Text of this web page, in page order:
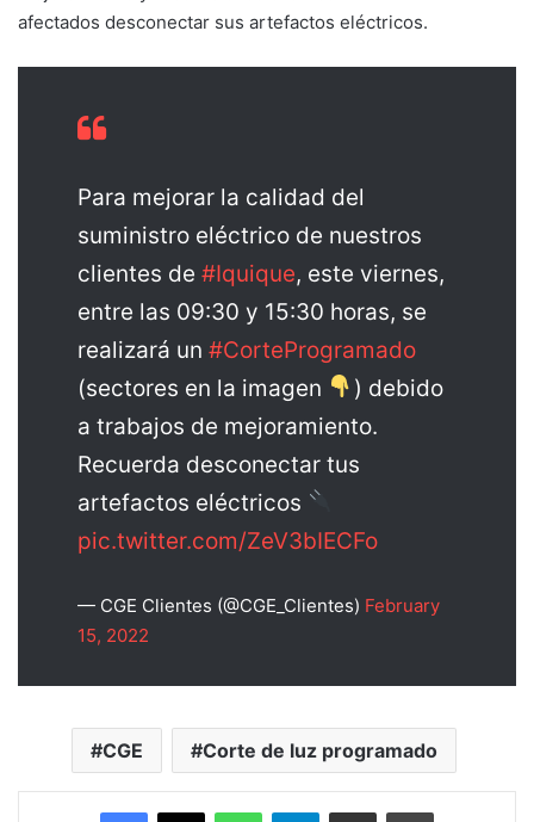
afectados desconectar sus artefactos eléctricos.
Para mejorar la calidad del
suministro eléctrico de nuestros
clientes de #Iquique, este viernes,
entre las 09:30 y 15:30 horas, se
realizará un #CorteProgramado
(sectores en la imagen
) debido
a trabajos de mejoramiento.
Recuerda desconectar tus
artefactos eléctricos
pic.twitter.com/ZeV3bIECFo
— CGE Clientes (@CGE_Clientes) February
15, 2022
CGE Corte de luz programado
Facebook
X WhatsAppTelegramEnviar vía email Imprimir